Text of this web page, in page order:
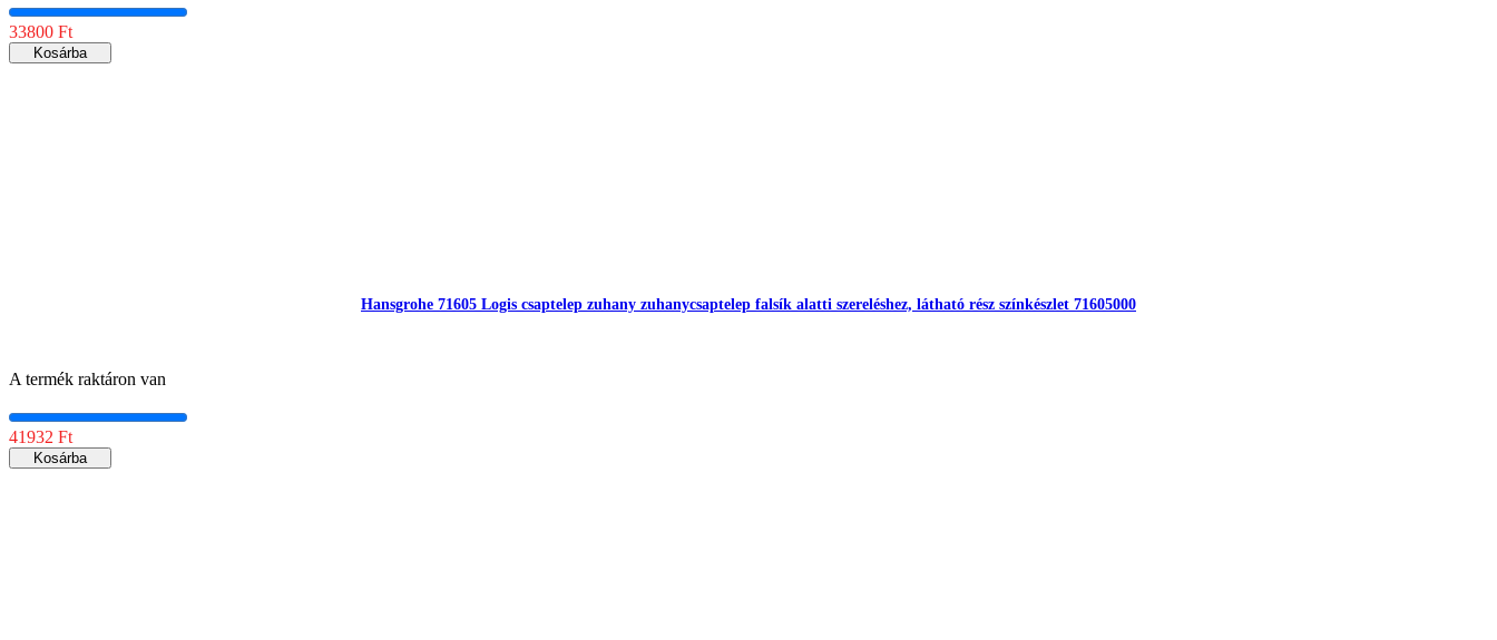
33800 Ft
Kosárba
Hansgrohe 71605 Logis csaptelep zuhany zuhanycsaptelep falsík alatti szereléshez, látható rész színkészlet 71605000
A termék raktáron van
41932 Ft
Kosárba